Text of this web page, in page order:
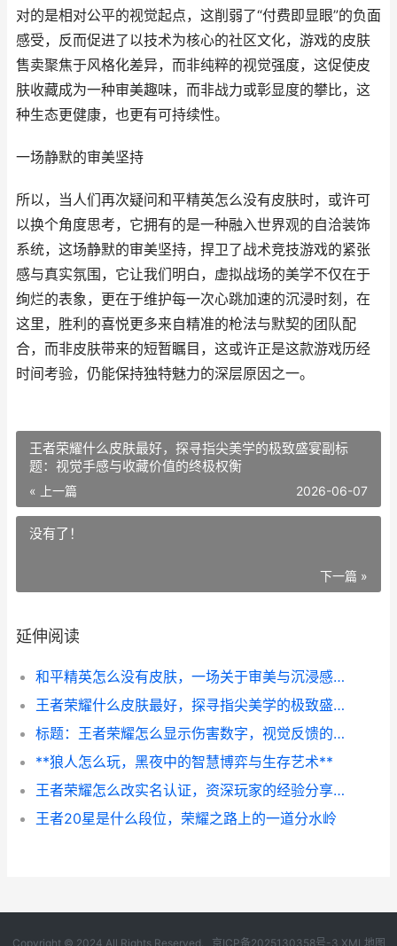
对的是相对公平的视觉起点，这削弱了“付费即显眼”的负面
感受，反而促进了以技术为核心的社区文化，游戏的皮肤
售卖聚焦于风格化差异，而非纯粹的视觉强度，这促使皮
肤收藏成为一种审美趣味，而非战力或彰显度的攀比，这
种生态更健康，也更有可持续性。
一场静默的审美坚持
所以，当人们再次疑问和平精英怎么没有皮肤时，或许可
以换个角度思考，它拥有的是一种融入世界观的自洽装饰
系统，这场静默的审美坚持，捍卫了战术竞技游戏的紧张
感与真实氛围，它让我们明白，虚拟战场的美学不仅在于
绚烂的表象，更在于维护每一次心跳加速的沉浸时刻，在
这里，胜利的喜悦更多来自精准的枪法与默契的团队配
合，而非皮肤带来的短暂瞩目，这或许正是这款游戏历经
时间考验，仍能保持独特魅力的深层原因之一。
王者荣耀什么皮肤最好，探寻指尖美学的极致盛宴副标
题：视觉手感与收藏价值的终极权衡
« 上一篇 2026-06-07
没有了！
下一篇 »
延伸阅读
和平精英怎么没有皮肤，一场关于审美与沉浸感的思辨
王者荣耀什么皮肤最好，探寻指尖美学的极致盛宴副标题：视觉手感与收藏价值的终极权衡
标题：王者荣耀怎么显示伤害数字，视觉反馈的艺术
**狼人怎么玩，黑夜中的智慧博弈与生存艺术**
王者荣耀怎么改实名认证，资深玩家的经验分享与指南
王者20星是什么段位，荣耀之路上的一道分水岭
Copyright © 2024 All Rights Reserved. 京ICP备2025130358号-3 XML地图